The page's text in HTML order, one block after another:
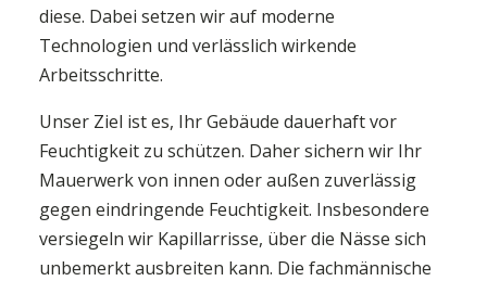
diese. Dabei setzen wir auf moderne
Technologien und verlässlich wirkende
Arbeitsschritte.
Unser Ziel ist es, Ihr Gebäude dauerhaft vor
Feuchtigkeit zu schützen. Daher sichern wir Ihr
Mauerwerk von innen oder außen zuverlässig
gegen eindringende Feuchtigkeit. Insbesondere
versiegeln wir Kapillarrisse, über die Nässe sich
unbemerkt ausbreiten kann. Die fachmännische